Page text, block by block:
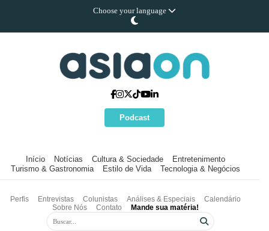
Choose your language
Podcast
Início Notícias Cultura & Sociedade
Entretenimento
Turismo & Gastronomia
Estilo de Vida Tecnologia & Negócios
Perfis Entrevistas Colunistas Análises & Especiais
Calendário
Sobre Nós
Contato Mande sua matéria!